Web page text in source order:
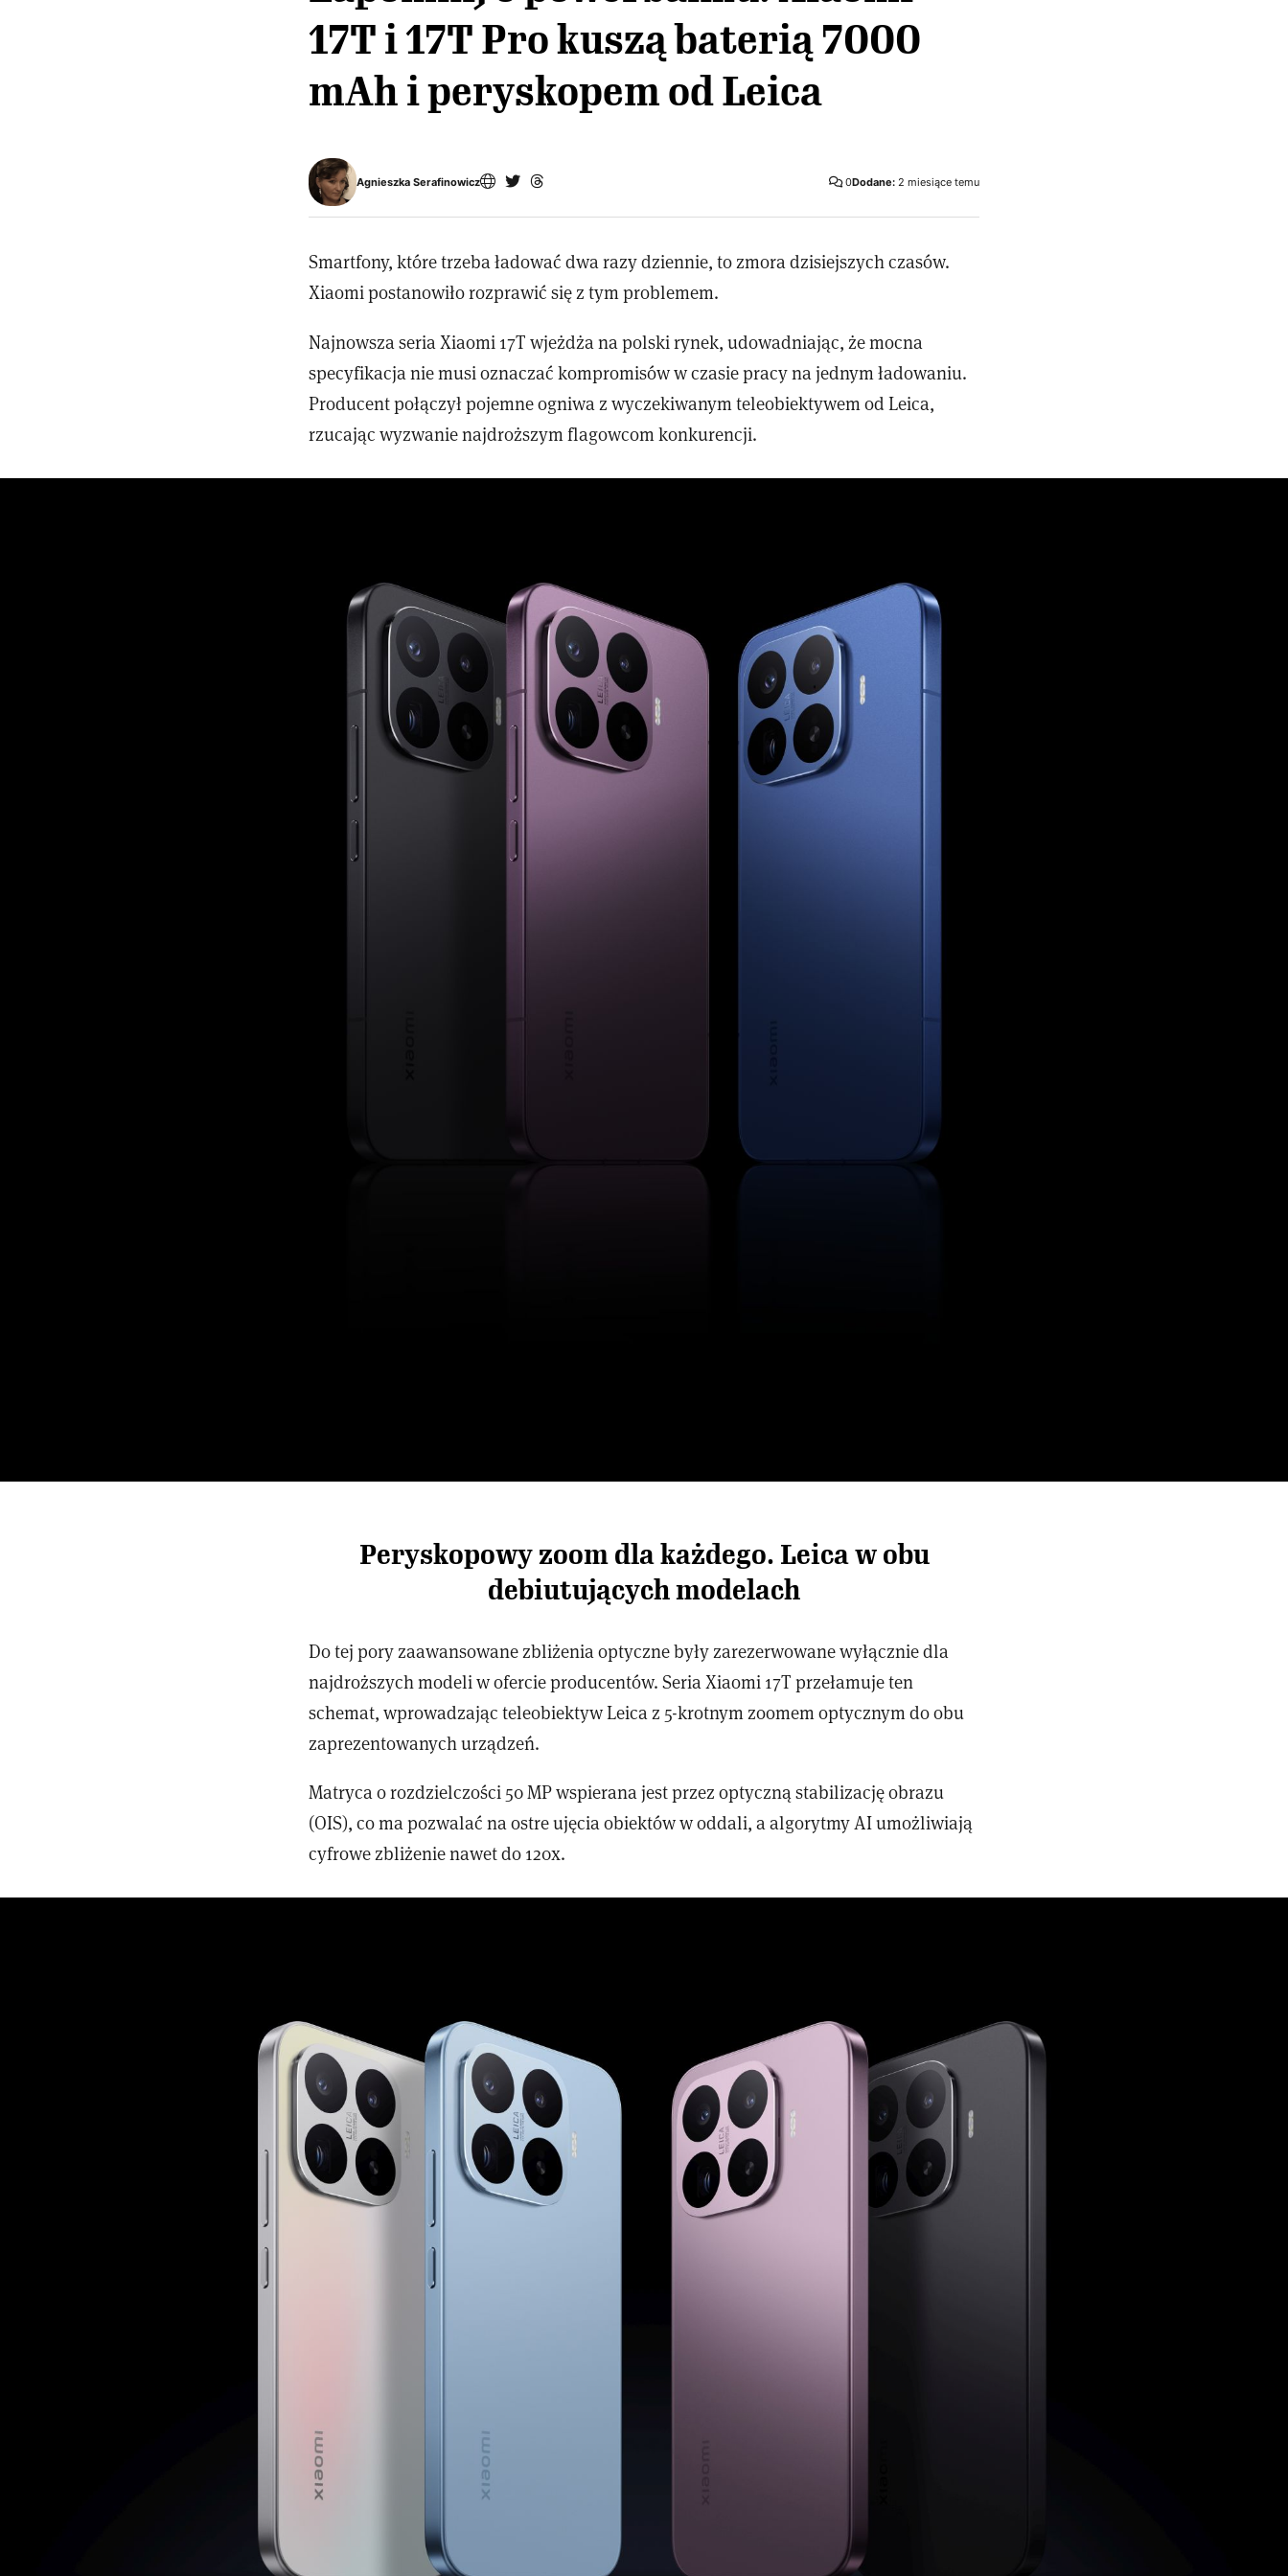
17T i 17T Pro kuszą baterią 7000
mAh i peryskopem od Leica
Agnieszka Serafinowicz 0Dodane: 2 miesiące temu
Smartfony, które trzeba ładować dwa razy dziennie, to zmora dzisiejszych czasów.
Xiaomi postanowiło rozprawić się z tym problemem.
Najnowsza seria Xiaomi 17T wjeżdża na polski rynek, udowadniając, że mocna
specyfikacja nie musi oznaczać kompromisów w czasie pracy na jednym ładowaniu.
Producent połączył pojemne ogniwa z wyczekiwanym teleobiektywem od Leica,
rzucając wyzwanie najdroższym flagowcom konkurencji.
Peryskopowy zoom dla każdego. Leica w obu
debiutujących modelach
Do tej pory zaawansowane zbliżenia optyczne były zarezerwowane wyłącznie dla
najdroższych modeli w ofercie producentów. Seria Xiaomi 17T przełamuje ten
schemat, wprowadzając teleobiektyw Leica z 5-krotnym zoomem optycznym do obu
zaprezentowanych urządzeń.
Matryca o rozdzielczości 50 MP wspierana jest przez optyczną stabilizację obrazu
(OIS), co ma pozwalać na ostre ujęcia obiektów w oddali, a algorytmy AI umożliwiają
cyfrowe zbliżenie nawet do 120x.